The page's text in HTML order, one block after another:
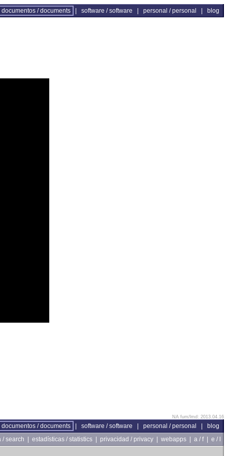
documentos / documents software / software personal / personal blog
NA fum/lmd: 2013.04.16
documentos / documents software / software personal / personal
blog
/ search
estadísticas / statistics privacidad / privacy webapps a / f
e / l